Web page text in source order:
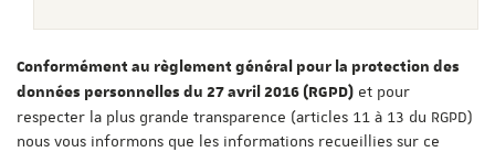
Conformément au règlement général pour la protection des
données personnelles du 27 avril 2016 (RGPD) et pour
respecter la plus grande transparence (articles 11 à 13 du RGPD)
nous vous informons que les informations recueillies sur ce